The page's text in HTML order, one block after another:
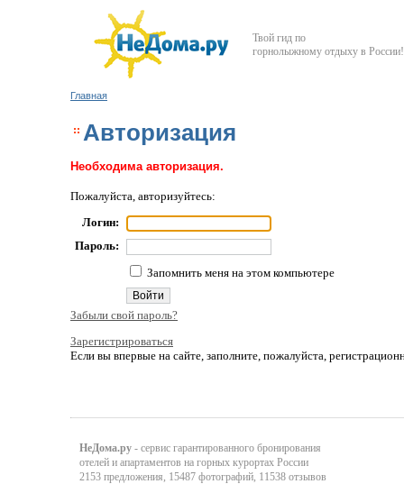
Твой гид по
горнолыжному отдыху в России!
Главная
Авторизация
Необходима авторизация.
Пожалуйста, авторизуйтесь:
Логин:
Пароль:
Запомнить меня на этом компьютере
Забыли свой пароль?
Зарегистрироваться
Если вы впервые на сайте, заполните, пожалуйста,
НеДома.ру - сервис гарантированного бронирования
отелей и апартаментов на горных курортах России
2153 предложения, 15487 фотографий, 11538 отзывов